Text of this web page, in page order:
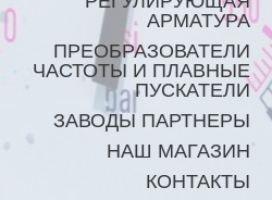
АРМАТУРА
ПРЕОБРАЗОВАТЕЛИ
ЧАСТОТЫ И ПЛАВНЫЕ
ПУСКАТЕЛИ
ЗАВОДЫ ПАРТНЕРЫ
НАШ МАГАЗИН
КОНТАКТЫ